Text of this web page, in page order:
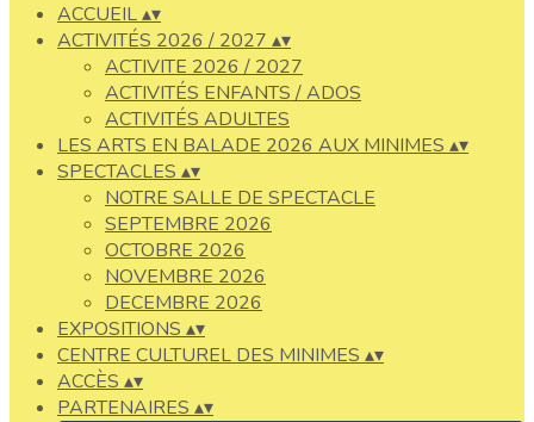
ACCUEIL▴▾
ACTIVITÉS 2026 / 2027 ▴▾
ACTIVITE 2026 / 2027
ACTIVITÉS ENFANTS / ADOS
ACTIVITÉS ADULTES
LES ARTS EN BALADE 2026 AUX MINIMES ▴▾
SPECTACLES ▴▾
NOTRE SALLE DE SPECTACLE
SEPTEMBRE 2026
OCTOBRE 2026
NOVEMBRE 2026
DECEMBRE 2026
EXPOSITIONS ▴▾
CENTRE CULTUREL DES MINIMES ▴▾
ACCÈS ▴▾
PARTENAIRES ▴▾